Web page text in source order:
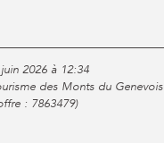
2026 à 12:34
des Monts du Genevois
: 7863479)